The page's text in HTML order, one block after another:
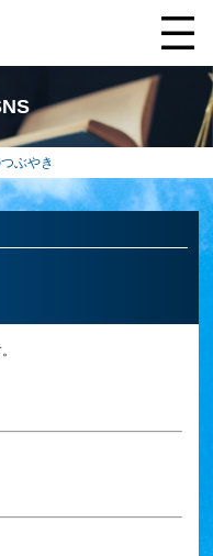
ぶやき